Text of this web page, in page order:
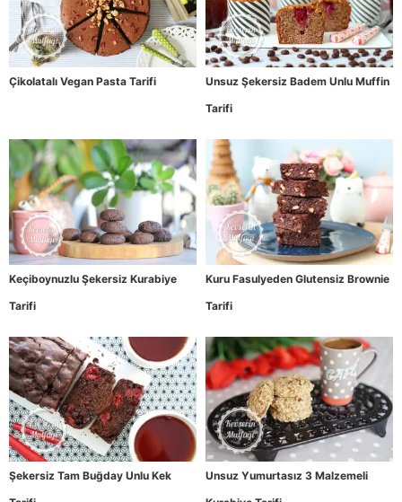
Çikolatalı Vegan Pasta Tarifi
Unsuz Şekersiz Badem Unlu Muffin
Tarifi
Keçiboynuzlu Şekersiz Kurabiye
Tarifi
Kuru Fasulyeden Glutensiz Brownie
Tarifi
Şekersiz Tam Buğday Unlu Kek
Unsuz Yumurtasız 3 Malzemeli